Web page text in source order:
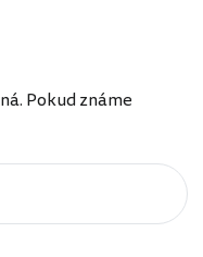
Pokud známe